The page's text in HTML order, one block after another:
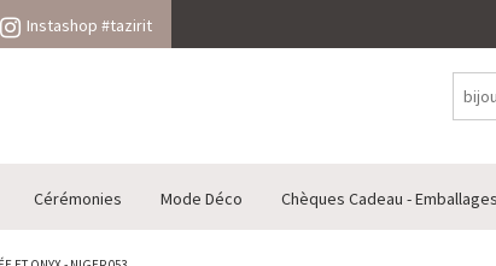
Instashop #tazirit
Cérémonies Mode Déco Chèques Cadeau - Emballages